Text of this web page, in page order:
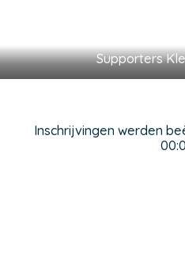
Supporters
Inschrijvingen werden